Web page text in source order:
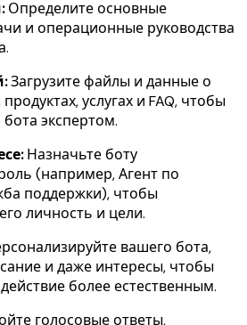
Определите основные
и операционные руководства
Загрузите файлы и данные о
услугах и FAQ, чтобы
экспертом.
Назначьте боту
(например, Агент по
поддержки), чтобы
личность и цели.
вашего бота,
и даже интересы, чтобы
более естественным.
голосовые ответы,